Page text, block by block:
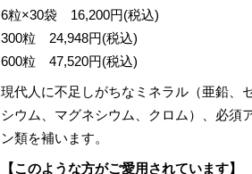
6粒×30袋 16,200円(税込)
300粒 24,948円(税込)
600粒 47,520円(税込)
現代人に不足しがちなミネラル（亜鉛、
シウム、マグネシウム、クロム）、必須
ン類を補います。
【このような方がご愛用されています】